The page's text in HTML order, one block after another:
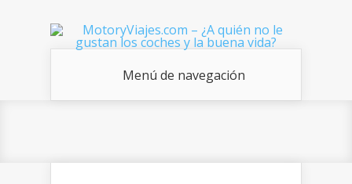
Menú de navegación